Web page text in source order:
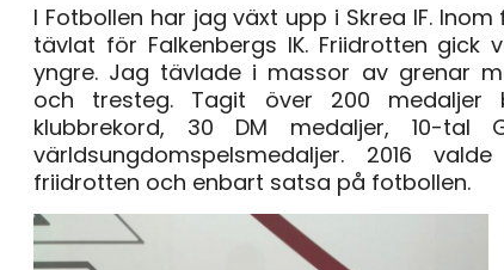
I Fotbollen har jag växt upp i Skrea IF.
tävlat för Falkenbergs IK. Friidrotten
yngre. Jag tävlade i massor av grenar
och tresteg. Tagit över 200 medaljer
klubbrekord, 30 DM medaljer, 10-tal
världsungdomspelsmedaljer. 2016
friidrotten och enbart satsa på fotbollen.